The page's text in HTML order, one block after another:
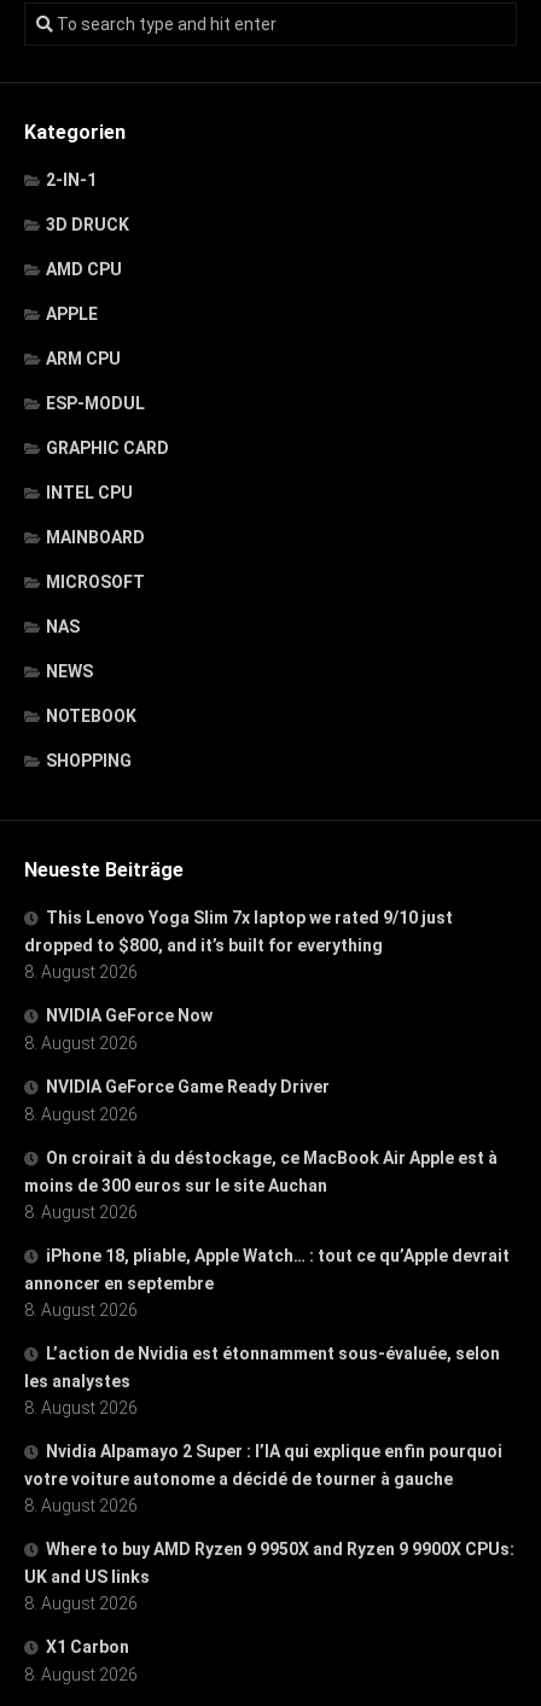
Kategorien
2-IN-1
3D DRUCK
AMD CPU
APPLE
ARM CPU
ESP-MODUL
GRAPHIC CARD
INTEL CPU
MAINBOARD
MICROSOFT
NAS
NEWS
NOTEBOOK
SHOPPING
Neueste Beiträge
This Lenovo Yoga Slim 7x laptop we rated 9/10 just
dropped to $800, and it’s built for everything
8. August 2026
NVIDIA GeForce Now
8. August 2026
NVIDIA GeForce Game Ready Driver
8. August 2026
On croirait à du déstockage, ce MacBook Air Apple est à
moins de 300 euros sur le site Auchan
8. August 2026
iPhone 18, pliable, Apple Watch… : tout ce qu’Apple devrait
annoncer en septembre
8. August 2026
L’action de Nvidia est étonnamment sous-évaluée, selon
les analystes
8. August 2026
Nvidia Alpamayo 2 Super : l’IA qui explique enfin pourquoi
votre voiture autonome a décidé de tourner à gauche
8. August 2026
Where to buy AMD Ryzen 9 9950X and Ryzen 9 9900X CPUs:
UK and US links
8. August 2026
X1 Carbon
8. August 2026